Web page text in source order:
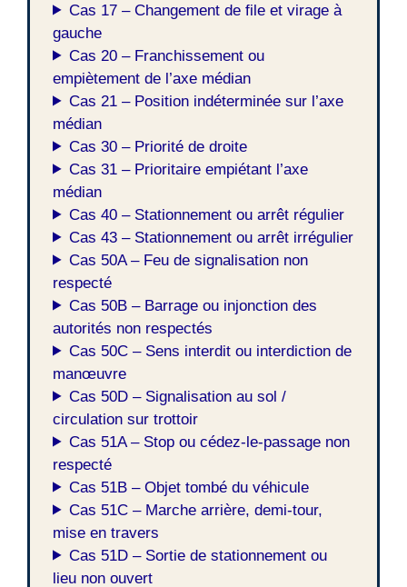
Cas 17 – Changement de file et virage à
gauche
Cas 20 – Franchissement ou
empiètement de l’axe médian
Cas 21 – Position indéterminée sur l’axe
médian
Cas 30 – Priorité de droite
Cas 31 – Prioritaire empiétant l’axe
médian
Cas 40 – Stationnement ou arrêt régulier
Cas 43 – Stationnement ou arrêt irrégulier
Cas 50A – Feu de signalisation non
respecté
Cas 50B – Barrage ou injonction des
autorités non respectés
Cas 50C – Sens interdit ou interdiction de
manœuvre
Cas 50D – Signalisation au sol /
circulation sur trottoir
Cas 51A – Stop ou cédez-le-passage non
respecté
Cas 51B – Objet tombé du véhicule
Cas 51C – Marche arrière, demi-tour,
mise en travers
Cas 51D – Sortie de stationnement ou
lieu non ouvert